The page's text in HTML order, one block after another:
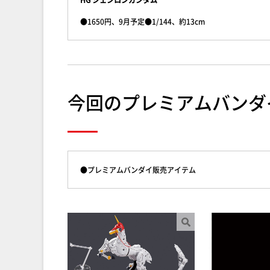
●1650円、9月予定●1/144、約13cm
今回のプレミアムバン
●プレミアムバンダイ販売アイテム